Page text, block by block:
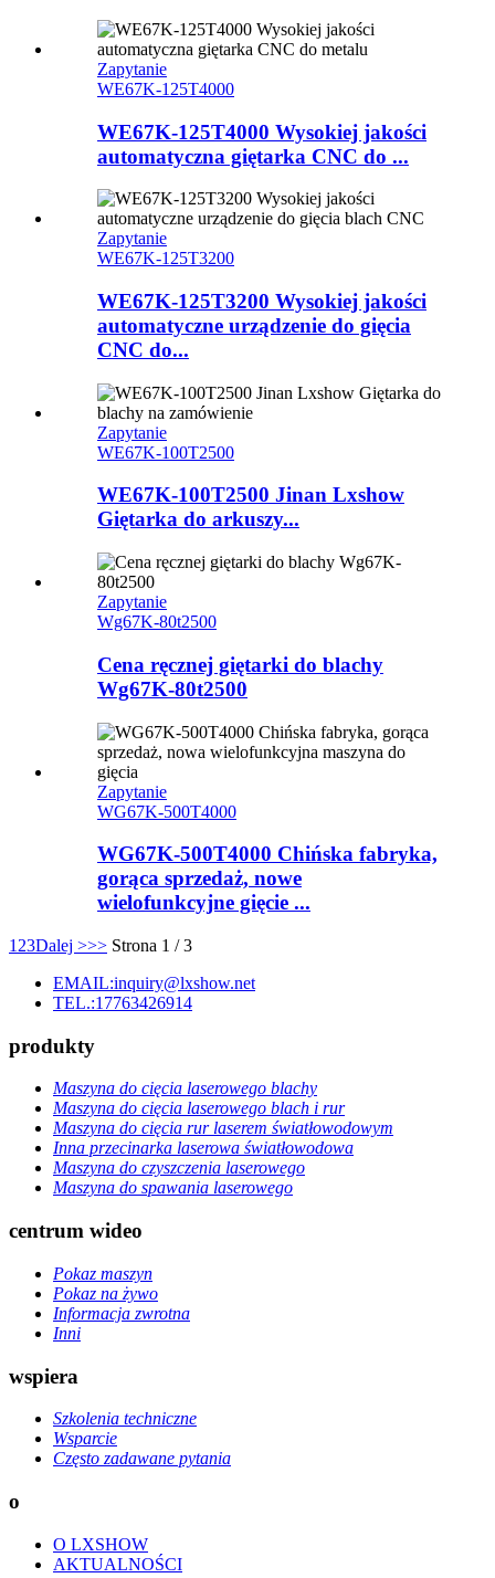
Zapytanie
WE67K-125T4000
WE67K-125T4000 Wysokiej jakości
automatyczna giętarka CNC do ...
Zapytanie
WE67K-125T3200
WE67K-125T3200 Wysokiej jakości
automatyczne urządzenie do gięcia
CNC do...
Zapytanie
WE67K-100T2500
WE67K-100T2500 Jinan Lxshow
Giętarka do arkuszy...
Zapytanie
Wg67K-80t2500
Cena ręcznej giętarki do blachy
Wg67K-80t2500
Zapytanie
WG67K-500T4000
WG67K-500T4000 Chińska fabryka,
gorąca sprzedaż, nowe
wielofunkcyjne gięcie ...
1 23Dalej >>> Strona 1 / 3
EMAIL:inquiry@lxshow.net
TEL.:17763426914
produkty
Maszyna do cięcia laserowego blachy
Maszyna do cięcia laserowego blach i rur
Maszyna do cięcia rur laserem światłowodowym
Inna przecinarka laserowa światłowodowa
Maszyna do czyszczenia laserowego
Maszyna do spawania laserowego
centrum wideo
Pokaz maszyn
Pokaz na żywo
Informacja zwrotna
Inni
wspiera
Szkolenia techniczne
Wsparcie
Często zadawane pytania
o
O LXSHOW
AKTUALNOŚCI